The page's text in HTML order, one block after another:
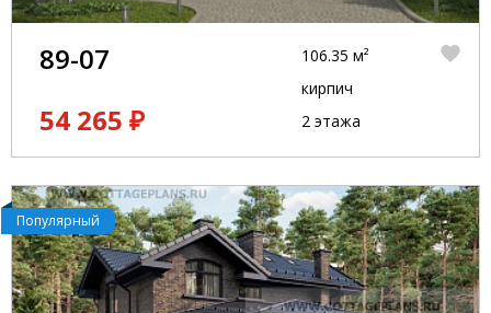
89-07
54 265 ₽
106.35 м²
кирпич
2 этажа
Популярный